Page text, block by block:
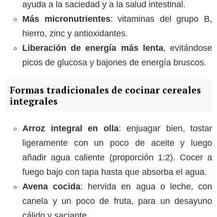
ayuda a la saciedad y a la salud intestinal.
Más micronutrientes: vitaminas del grupo B,
hierro, zinc y antioxidantes.
Liberación de energía más lenta, evitándose
picos de glucosa y bajones de energía bruscos.
Formas tradicionales de cocinar cereales
integrales
Arroz integral en olla: enjuagar bien, tostar
ligeramente con un poco de aceite y luego
añadir agua caliente (proporción 1:2). Cocer a
fuego bajo con tapa hasta que absorba el agua.
Avena cocida: hervida en agua o leche, con
canela y un poco de fruta, para un desayuno